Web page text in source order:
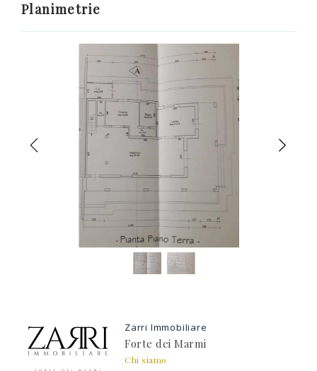
Planimetrie
Previous
Zarri Immobiliare
Forte dei Marmi
Chi siamo